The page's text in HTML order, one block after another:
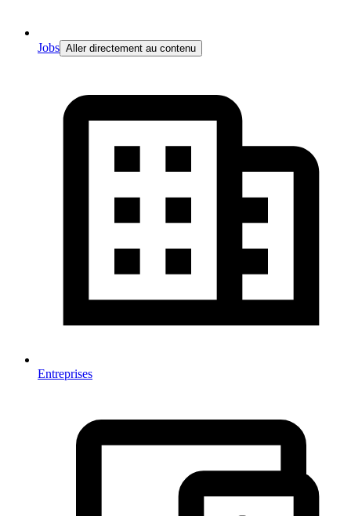
Jobs Aller directement au contenu
Entreprises